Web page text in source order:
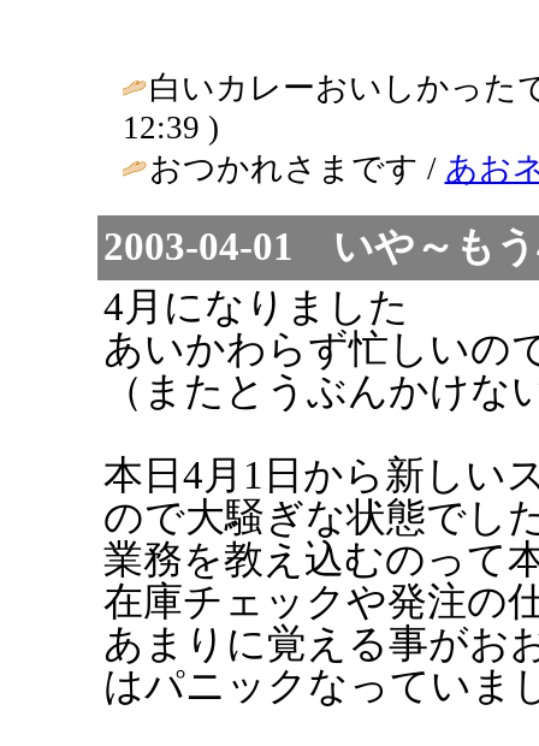
白いカレーおいしかった
12:39 )
おつかれさまです / あお
2003-04-01 いや～も
4月になりました
あいかわらず忙しいの
（またとうぶんかけな
本日4月1日から新しい
ので大騒ぎな状態でし
業務を教え込むのって
在庫チェックや発注の
あまりに覚える事がお
はパニックなっていま